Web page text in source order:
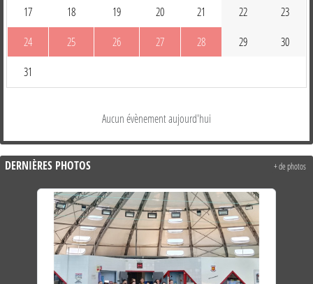
17 18 19 20 21 22 23
24 25 26 27 28 29 30
31
Aucun évènement aujourd'hui
DERNIÈRES PHOTOS + de photos